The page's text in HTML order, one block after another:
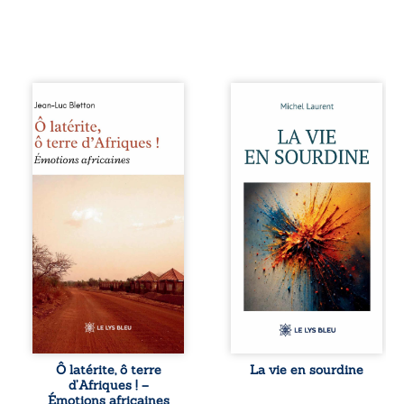
Ô latérite, ô terre
d’Afriques ! est un
poétique et
authentique aux
paysages, aux
émotions brutes
d’un continent en
entre traditions et
modernité. Des
souvenirs intimes
– la pluie à
Namoungou, le
baobab de
Zagtouli – aux
portraits
marquants –
Thomas Sankara,
Ô latérite, ô terre
d’Afriques ! –
Émotions africaines
Nina et Pierre se
très jeunes,
presque par
hasard, et se sont
aimés simplement,
persuadés que la
présence de
l’autre suffirait. Ils
mènent une
existence
modeste, rythmée
par le travail, la
fatigue et les
de la mère de
vivent, fragilise un
équilibre déjà
La vie en sourdine